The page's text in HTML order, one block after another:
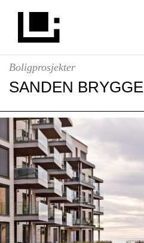
Boligprosjekter
SANDEN BRYGGE